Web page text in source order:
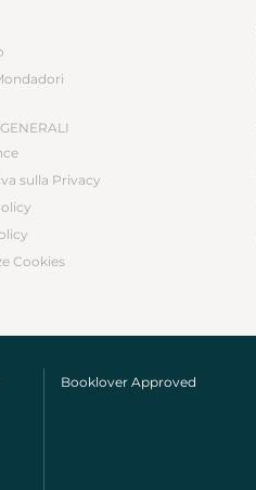
sulla Privacy
Cookies
Booklover Approved